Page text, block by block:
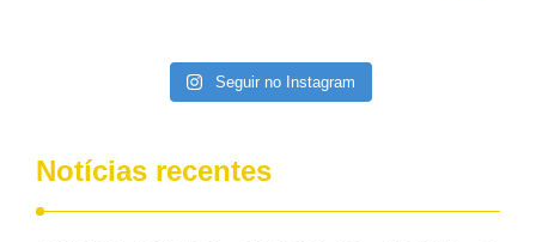
Seguir no Instagram
Notícias recentes